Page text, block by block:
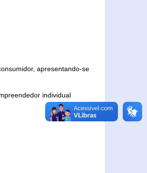
apresentando-se
individual